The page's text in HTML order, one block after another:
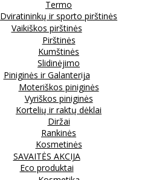
Termo
Dviratininkų ir sporto pirštinės
Vaikiškos pirštinės
Pirštinės
Kumštinės
Slidinėjimo
Piniginės ir Galanterija
Moteriškos piniginės
Vyriškos piniginės
Kortelių ir raktų dėklai
Diržai
Rankinės
Kosmetinės
SAVAITĖS AKCIJA
Eco produktai